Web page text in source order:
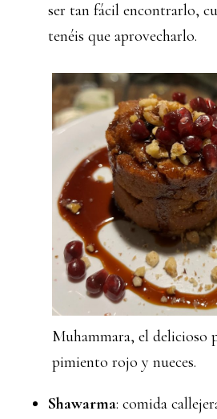
ser tan fácil encontrarlo,
tenéis que aprovecharlo.
Muhammara, el delicioso
pimiento rojo y nueces.
Shawarma: comida